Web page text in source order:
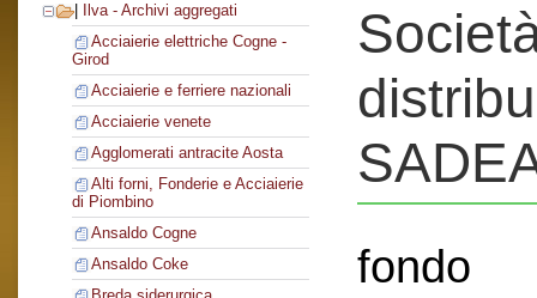
Ilva - Archivi aggregati
Acciaierie elettriche Cogne -
Girod
Acciaierie e ferriere nazionali
Acciaierie venete
Agglomerati antracite Aosta
Alti forni, Fonderie e Acciaierie
di Piombino
Ansaldo Cogne
Ansaldo Coke
fondo